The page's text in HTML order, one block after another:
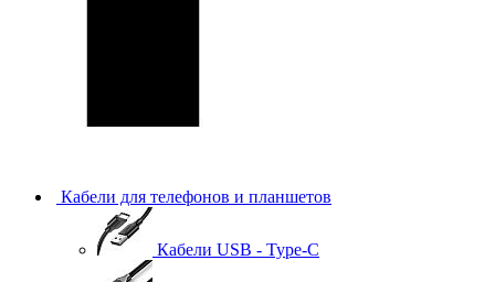
Кабели для телефонов и планшетов
Кабели USB - Type-C